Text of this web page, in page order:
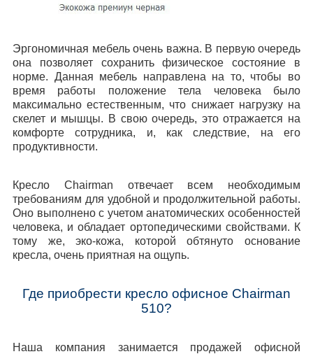
Эргономичная мебель очень важна. В первую очередь
она позволяет сохранить физическое состояние в
норме. Данная мебель направлена на то, чтобы во
время работы положение тела человека было
максимально естественным, что снижает нагрузку на
скелет и мышцы. В свою очередь, это отражается на
комфорте сотрудника, и, как следствие, на его
продуктивности.
Кресло Chairman отвечает всем необходимым
требованиям для удобной и продолжительной работы.
Оно выполнено с учетом анатомических особенностей
человека, и обладает ортопедическими свойствами. К
тому же, эко-кожа, которой обтянуто основание
кресла, очень приятная на ощупь.
Где приобрести кресло офисное Сhairman
510?
Наша компания занимается продажей офисной